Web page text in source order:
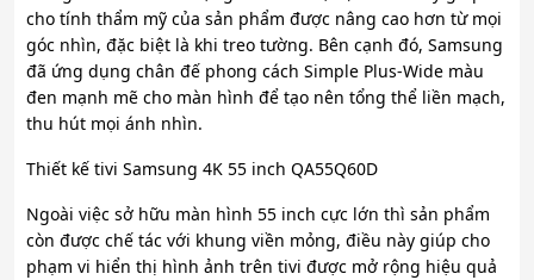
cho tính thẩm mỹ của sản phẩm được nâng cao hơn từ mọi
góc nhìn, đặc biệt là khi treo tường. Bên cạnh đó, Samsung
đã ứng dụng chân đế phong cách Simple Plus-Wide màu
đen mạnh mẽ cho màn hình để tạo nên tổng thể liền mạch,
thu hút mọi ánh nhìn.
Thiết kế tivi Samsung 4K 55 inch QA55Q60D
Ngoài việc sở hữu màn hình 55 inch cực lớn thì sản phẩm
còn được chế tác với khung viền mỏng, điều này giúp cho
phạm vi hiển thị hình ảnh trên tivi được mở rộng hiệu quả